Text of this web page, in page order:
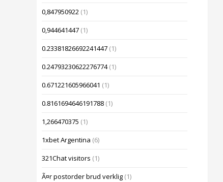
0,847950922 (1)
0,944641447 (1)
0.23381826692241447 (1)
0.24793230622276774 (1)
0.671221605966041 (1)
0.8161694646191788 (1)
1,266470375 (1)
1xbet Argentina (6)
321Chat visitors (1)
Ã¤r postorder brud verklig (1)